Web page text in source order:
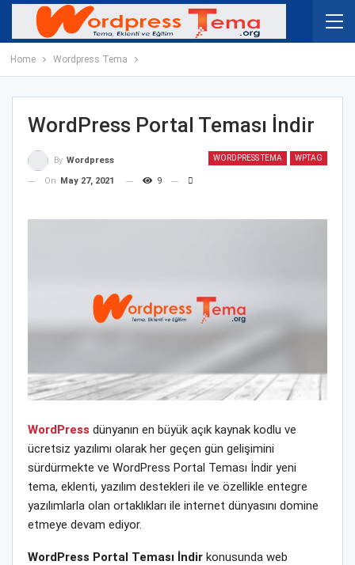
Home Wordpress Tema
WordPress Portal Teması İndir
WORDPRESS TEMA WPTAG
By Wordpress
On
May 27, 2021 9
WordPress dünyanın en büyük açık kaynak kodlu ve
ücretsiz yazılımı olarak her geçen gün gelişimini
sürdürmekte ve WordPress Portal Teması İndir yeni
tema, eklenti, yazılım destekleri ile ve özellikle entegre
yazılımlarla olan ortaklıkları ile internet dünyasını domine
etmeye devam ediyor.
WordPress Portal Teması İndir konusunda web